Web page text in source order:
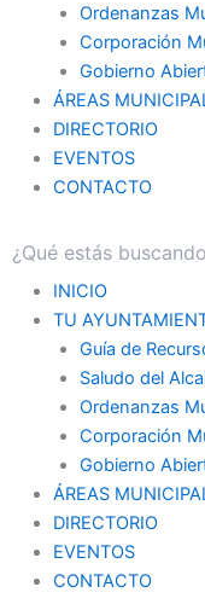
Ordenanzas
Corporación
Gobierno
ÁREAS
DIRECTORIO
EVENTOS
CONTACTO
INICIO
TU
Guía de
Saludo del
Ordenanzas
Corporación
Gobierno
ÁREAS
DIRECTORIO
EVENTOS
CONTACTO